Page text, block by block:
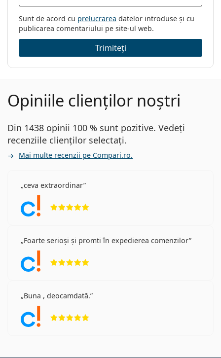
Sunt de acord cu prelucrarea datelor introduse și cu
publicarea comentariului pe site-ul web.
Trimiteți
Opiniile clienților noștri
Din 1438 opinii 100 % sunt pozitive. Vedeți
recenziile clienților selectați.
Mai multe recenzii pe Compari.ro.
ceva extraordinar
Foarte serioși și promti în expedierea comenzilor
Buna , deocamdată.